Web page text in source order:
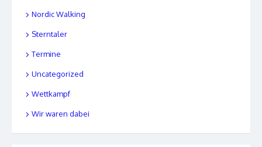
Nordic Walking
Sterntaler
Termine
Uncategorized
Wettkampf
Wir waren dabei